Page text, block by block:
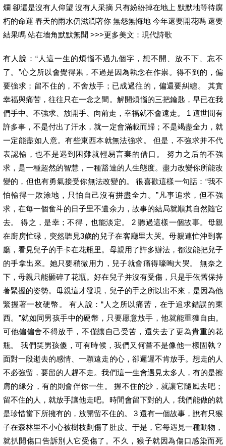
爛 卻還是沒有人仰望 沒有人采摘 只有紛紛掉在地上 默默地等待腐
朽的命運 春天的雨水仍滋潤著你 無怨無悔地 今年還要開花嗎 還要
結果嗎 站在墻角默默無聞 >>>更多美文：現代詩歌
有人說：“人這一生的煩惱不過九個字，想不開、放不下、忘不
了。”心之所以會覺得累，不過是因為執念在作祟。得不到的，偏
要強求；留不住的，不舍放手；已成過往的，偏還要糾纏。 其實
幸福與痛苦，往往只在一念之間。解開煩惱的三把鑰匙，早已在我
們手中。不強求、放開手、向前走，幸福就不會遠走。 1 這世間有
許多事，不是付出了汗水，就一定會滿載而歸；不是竭盡全力，就
一定能盡如人意。有些東西本就無法強求。 但是，不強求并不代
表認輸，也不是遇到困難就輕易言棄的借口。 努力之后的不強
求，是一種超然的智慧，一種豁達的人生態度。盡力改變你所能改
變的，但也有勇氣接受你無法改變的。 很喜歡這樣一句話：“我不
怕輸得一敗涂地，只怕自己沒有拼盡全力。”凡事追求，但不強
求，在每一個奮斗的日子里不遺余力，故事的結局就順其自然隨它
去。 得之，是幸；不得，也能淡定。 2 聽過這樣一個故事。母親
在廚房忙碌，突然聽見3歲的兒子在客廳里大哭。母親連忙沖到客
廳，看見兒子的手卡在花瓶里。母親用了許多辦法，都沒能把兒子
的手拿出來。她只要稍微用力，兒子就會痛得嚎啕大哭。 無奈之
下，母親只能砸碎了花瓶。好在兒子并沒有受傷，只是手依舊保持
著緊握的姿勢。母親這才發現，兒子的手之所以出不來，是因為他
緊握著一枚硬幣。 有人說：“人之所以痛苦，在于追求錯誤的東
西。”就如同男孩手中的硬幣，只要愿意放手，他就能重獲自由。
可他偏偏舍不得放手，不僅讓自己受苦，還失去了更為貴重的花
瓶。 我們笑男孩傻，可有時候，我們又何嘗不是像他一樣固執？
面對一段逝去的感情、一顆遠走的心，卻遲遲不肯放手。想走的人
不必強留，要留的人趕不走。我們這一生會遇見太多人，有的是擦
肩的緣分，有的則會伴你一生。 握不住的沙，就讓它隨風去吧；
留不住的人，就放手讓他走吧。時間會留下對的人，我們能做的就
是珍惜當下所擁有的，放開留不住的。 3 還有一個故事，說有只猴
子在森林里不小心被樹枝劃傷了肚皮。于是，它每遇見一種動物，
就扒開傷口告訴別人它受傷了。不久，猴子就因為傷口感染而死